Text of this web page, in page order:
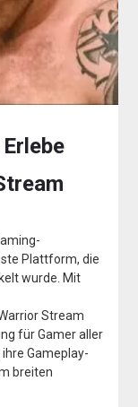
Plattform, die
wurde. Mit
Stream
für Gamer aller
Gameplay-
breiten